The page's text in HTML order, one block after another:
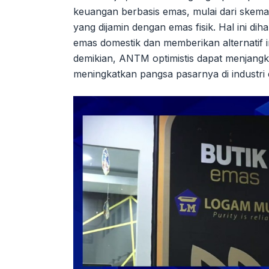
keuangan berbasis emas, mulai dari
yang dijamin dengan emas fisik. Hal ini
emas domestik dan memberikan alternatif
demikian, ANTM optimistis dapat
meningkatkan pangsa pasarnya di industri